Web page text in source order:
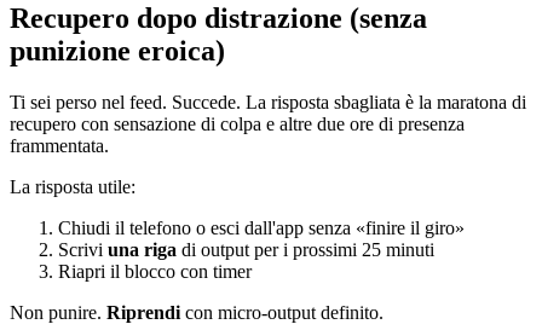
Recupero dopo distrazione (senza
punizione eroica)
Ti sei perso nel feed. Succede. La risposta sbagliata è la maratona di
recupero con sensazione di colpa e altre due ore di presenza
frammentata.
La risposta utile:
Chiudi il telefono o esci dall'app senza «finire il giro»
Scrivi una riga di output per i prossimi 25 minuti
Riapri il blocco con timer
Non punire. Riprendi con micro-output definito.